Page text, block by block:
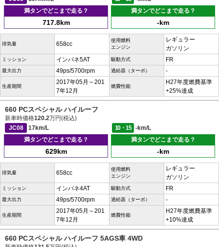
満タンでどこまで走る？
717.8km
満タンでどこまで走る？
-km
排気量 658cc
使用燃料
エンジン
レギュラー
ガソリン
ミッション インパネ5AT 駆動方式 FR
最大出力 49ps/5700rpm 過給器（ターボ） -
生産期間
2017年05月～201
7年12月
燃費性能
H27年度燃費基準
+25%達成
660 PCスペシャル ハイルーフ
新車時価格120.2万円(税込)
JC08
17km/L 10・15
-km/L
満タンでどこまで走る？
629km
満タンでどこまで走る？
-km
排気量 658cc
使用燃料
エンジン
レギュラー
ガソリン
ミッション インパネ4AT 駆動方式 FR
最大出力 49ps/5700rpm 過給器（ターボ） -
生産期間
2017年05月～201
7年12月
燃費性能
H27年度燃費基準
+10%達成
660 PCスペシャル ハイルーフ 5AGS車 4WD